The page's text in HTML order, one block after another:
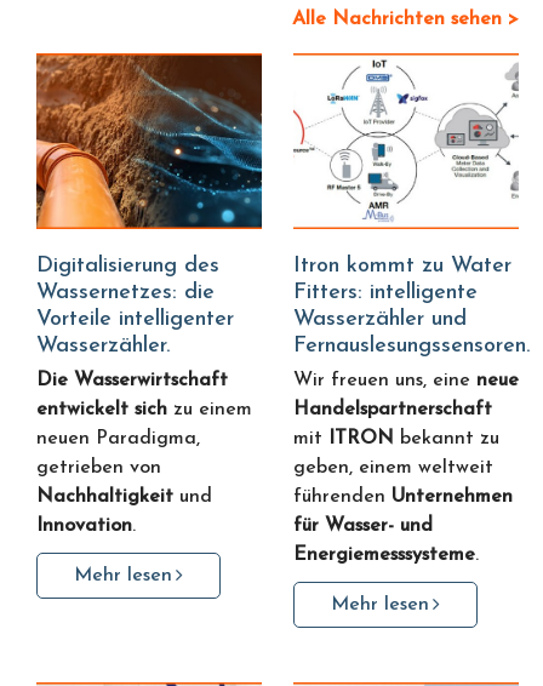
Alle Nachrichten sehen >
Digitalisierung des
Wassernetzes: die
Vorteile intelligenter
Wasserzähler.
Die Wasserwirtschaft
entwickelt sich zu einem
neuen Paradigma,
getrieben von
Nachhaltigkeit und
Innovation.
Mehr lesen
Itron kommt zu Water
Fitters: intelligente
Wasserzähler und
Fernauslesungssensoren.
Wir freuen uns, eine neue
Handelspartnerschaft
mit
ITRON bekannt zu
geben, einem weltweit
führenden Unternehmen
für Wasser- und
Energiemesssysteme.
Mehr lesen